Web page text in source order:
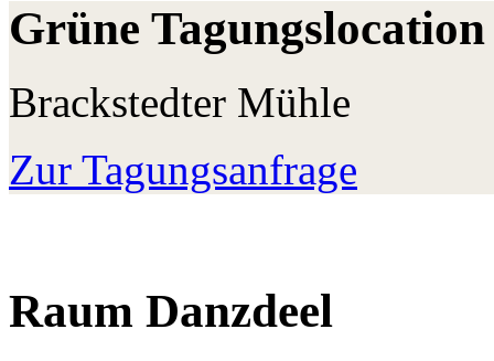
Grüne
Brackstedter Mühle
Zur Tagungsanfrage
Raum Danzdeel